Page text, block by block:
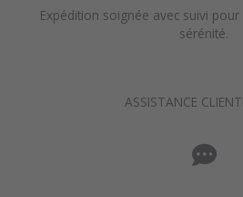
Expédition soignée avec suivi
sérénité.
ASSISTANCE